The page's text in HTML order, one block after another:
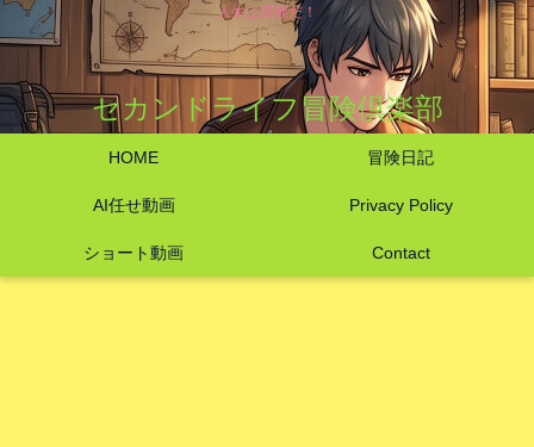
人生は冒険だ！
セカンドライフ冒険倶楽部
HOME 冒険日記
AI任せ動画 Privacy Policy
ショート動画 Contact